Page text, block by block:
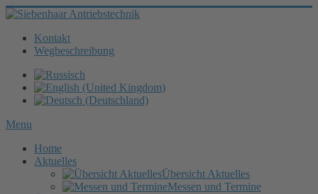
Kontakt
Wegbeschreibung
Menu
Home
Aktuelles
Übersicht Aktuelles
Messen und Termine